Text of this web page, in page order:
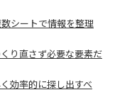
シートで情報を整理
り直さず必要な要素だ
効率的に探し出すべ